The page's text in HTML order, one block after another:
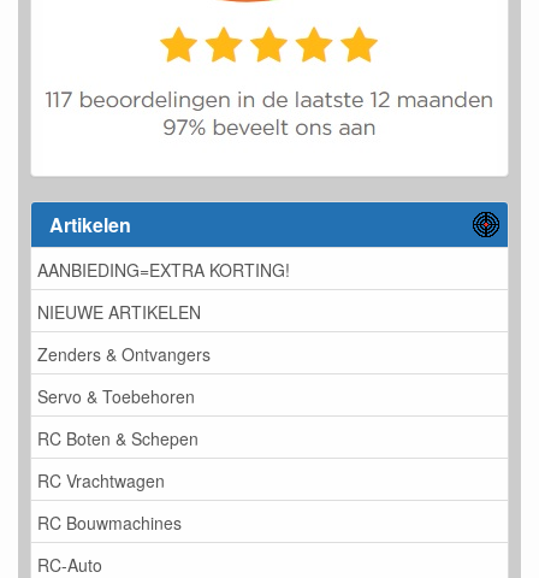
Artikelen
AANBIEDING=EXTRA KORTING!
NIEUWE ARTIKELEN
Zenders & Ontvangers
Servo & Toebehoren
RC Boten & Schepen
RC Vrachtwagen
RC Bouwmachines
RC-Auto